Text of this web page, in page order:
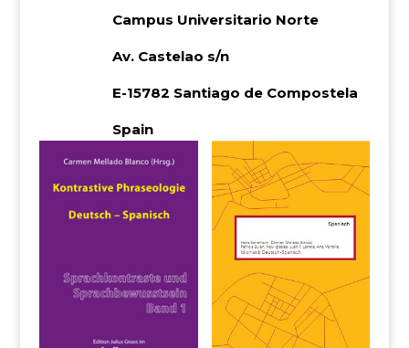
Campus Universitario Norte
Av. Castelao s/n
E-15782 Santiago de Compostela
Spain